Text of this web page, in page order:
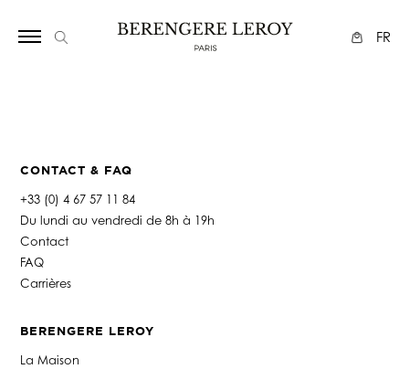
FR
CONTACT & FAQ
+33 (0) 4 67 57 11 84
Du lundi au vendredi de 8h à 19h
Contact
FAQ
Carrières
BERENGERE LEROY
La Maison